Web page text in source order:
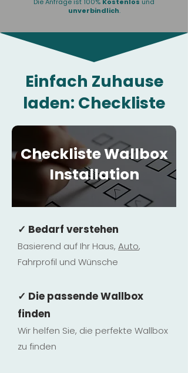
unverbindlich.
Einfach Zuhause
laden: Checkliste
Checkliste Wallbox
Installation
✓ Bedarf verstehen
Basierend auf Ihr Haus, Auto,
Fahrprofil und Wünsche
✓ Die passende Wallbox
finden
Wir helfen Sie, die perfekte Wallbox
zu finden